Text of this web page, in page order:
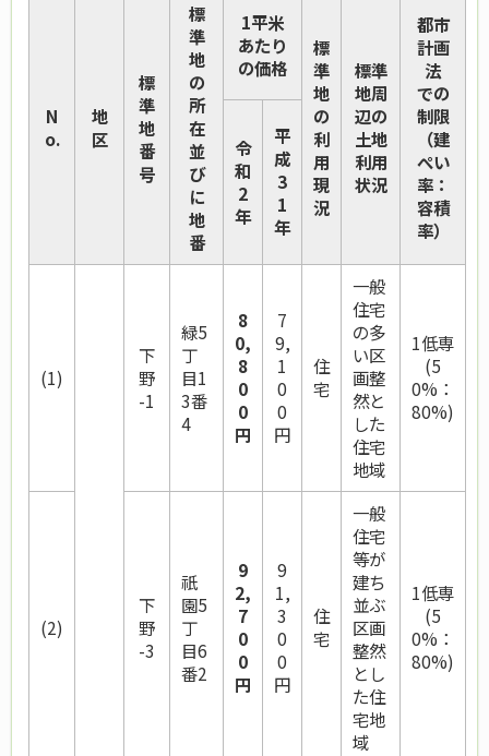
N
o.
地
区
標
準
地
番
号
標
準
地
の
所
在
並
び
に
地
番
1平米
あたり
の価格
標
準
地
の
利
用
現
況
標準
地周
辺の
土地
利用
状況
都市
計画
法
での
制限
（建
ぺい
率：
容積
率）
令
和
2
年
平
成
3
1
年
(1)
下
野
-1
緑5
丁
目1
3番
4
8
0,
8
0
0
円
7
9,
1
0
0
円
住
宅
一般
住宅
の多
い区
画整
然と
した
住宅
地域
1低専
(5
0%：
80%)
(2)
下
野
-3
祇
園5
丁
目6
番2
9
2,
7
0
0
円
9
1,
3
0
0
円
住
宅
一般
住宅
等が
建ち
並ぶ
区画
整然
とし
た住
宅地
域
1低専
(5
0%：
80%)